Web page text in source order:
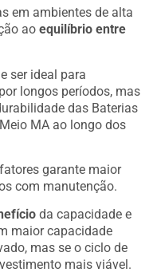
em ambientes de alta
aoequilíbrio entre
ser ideal para
longos períodos, mas
das Baterias
MA ao longo dos
garante maior
com manutenção.
da capacidade e
maior capacidade
mas se o ciclo de
mais viável.